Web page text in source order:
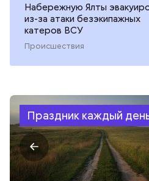
Набережную Ялты
из-за атаки безэкипажных
катеров ВСУ
Происшествия
Праздник каждый